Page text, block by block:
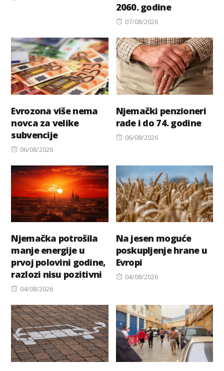
2060. godine
Posted
07/08/2026
Evrozona više nema
novca za velike
subvencije
Posted
06/08/2026
Njemački penzioneri
rade i do 74. godine
Posted
06/08/2026
Njemačka potrošila
manje energije u
prvoj polovini godine,
razlozi nisu pozitivni
Posted
04/08/2026
Na jesen moguće
poskupljenje hrane u
Evropi
Posted
04/08/2026